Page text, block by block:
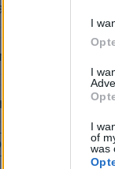
I
I
I
of
was
bailaras
de hombres
D'emilyne
Roussos